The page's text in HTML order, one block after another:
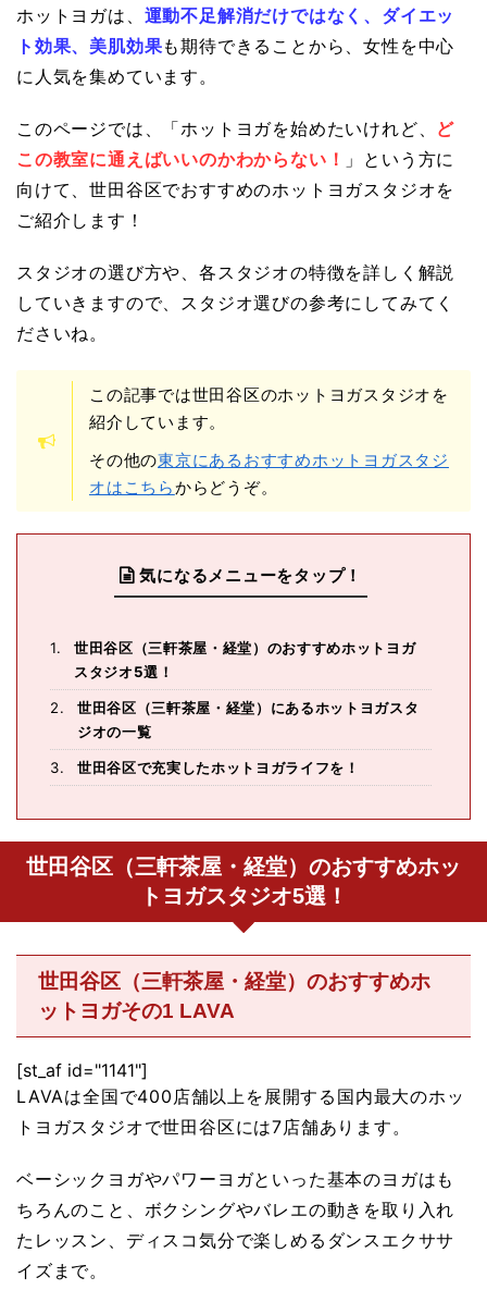
ホットヨガは、 運動不足解消だけではなく、ダイエッ
ト効果、美肌効果も期待できることから、女性を中心
に人気を集めています。
このページでは、「ホットヨガを始めたいけれど、 ど
この教室に通えばいいのかわからない！ 」という方に
向けて、世田谷区でおすすめのホットヨガスタジオを
ご紹介します！
スタジオの選び方や、各スタジオの特徴を詳しく解説
していきますので、スタジオ選びの参考にしてみてく
ださいね。
この記事では世田谷区のホットヨガスタジオを
紹介しています。
その他の東京にあるおすすめホットヨガスタジ
オはこちらからどうぞ。
気になるメニューをタップ！
世田谷区（三軒茶屋・経堂）のおすすめホットヨガ
スタジオ5選！
世田谷区（三軒茶屋・経堂）にあるホットヨガスタ
ジオの一覧
世田谷区で充実したホットヨガライフを！
世田谷区（三軒茶屋・経堂）のおすすめホッ
トヨガスタジオ5選！
世田谷区（三軒茶屋・経堂）のおすすめホ
ットヨガその1 LAVA
[st_af id="1141"]
LAVAは全国で400店舗以上を展開する国内最大のホッ
トヨガスタジオで世田谷区には7店舗あります。
ベーシックヨガやパワーヨガといった基本のヨガはも
ちろんのこと、ボクシングやバレエの動きを取り入れ
たレッスン、ディスコ気分で楽しめるダンスエクササ
イズまで。